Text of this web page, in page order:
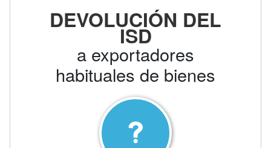
DEVOLUCIÓN DEL
ISD
a exportadores
habituales de bienes